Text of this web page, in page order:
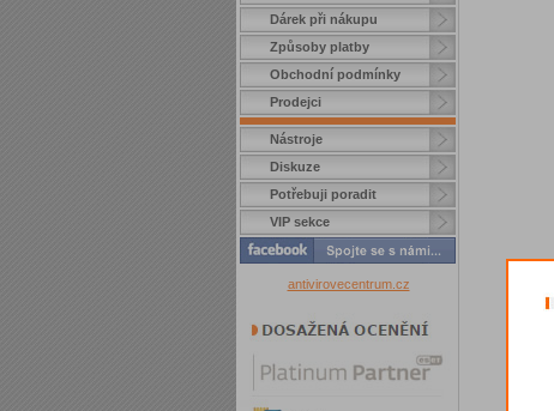
Dárek při nákupu
Způsoby platby
Obchodní podmínky
Prodejci
Nástroje
Diskuze
Potřebuji poradit
VIP sekce
antivirovecentrum.cz